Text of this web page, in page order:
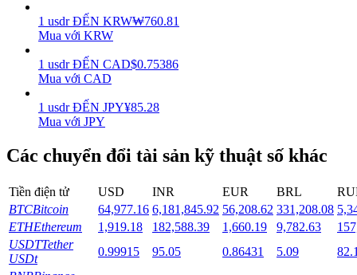
Đặt cọc linh hoạt để kiếm được các token phổ biến.
1 usdr ĐẾN KRW₩760.81
Mua với KRW
1 usdr ĐẾN CAD$0.75386
Mua với CAD
1 usdr ĐẾN JPY¥85.28
Mua với JPY
Các chuyển đổi tài sản kỹ thuật số khác
Tiền điện tử USD INR EUR BRL
BTCBitcoin 64,977.16 6,181,845.92 56,208.62 331,208.08
ETHEthereum 1,919.18 182,588.39 1,660.19 9,782.63
USDTTether
USDt
0.99915 95.05 0.86431 5.09